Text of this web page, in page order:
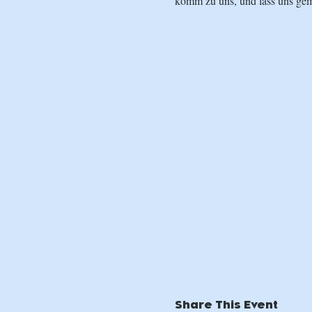
Share This Event